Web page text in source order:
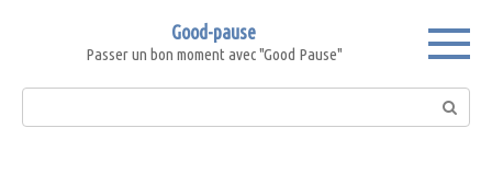
Good-pause
Passer un bon moment avec "Good Pause"
Search: